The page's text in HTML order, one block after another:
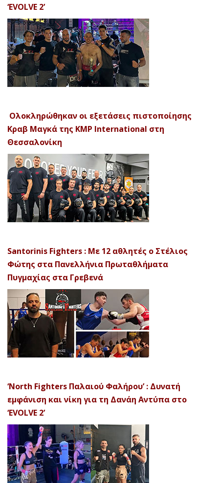
‘EVOLVE 2’
Ολοκληρώθηκαν οι εξετάσεις πιστοποίησης
Κραβ Μαγκά της KMP International στη
Θεσσαλονίκη
Santorinis Fighters : Με 12 αθλητές ο Στέλιος
Φώτης στα Πανελλήνια Πρωταθλήματα
Πυγμαχίας στα Γρεβενά
‘North Fighters Παλαιού Φαλήρου’ : Δυνατή
εμφάνιση και νίκη για τη Δανάη Αντύπα στο
‘EVOLVE 2’